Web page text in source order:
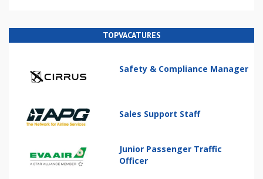
TOPVACATURES
Safety & Compliance Manager
Sales Support Staff
Junior Passenger Traffic
Officer